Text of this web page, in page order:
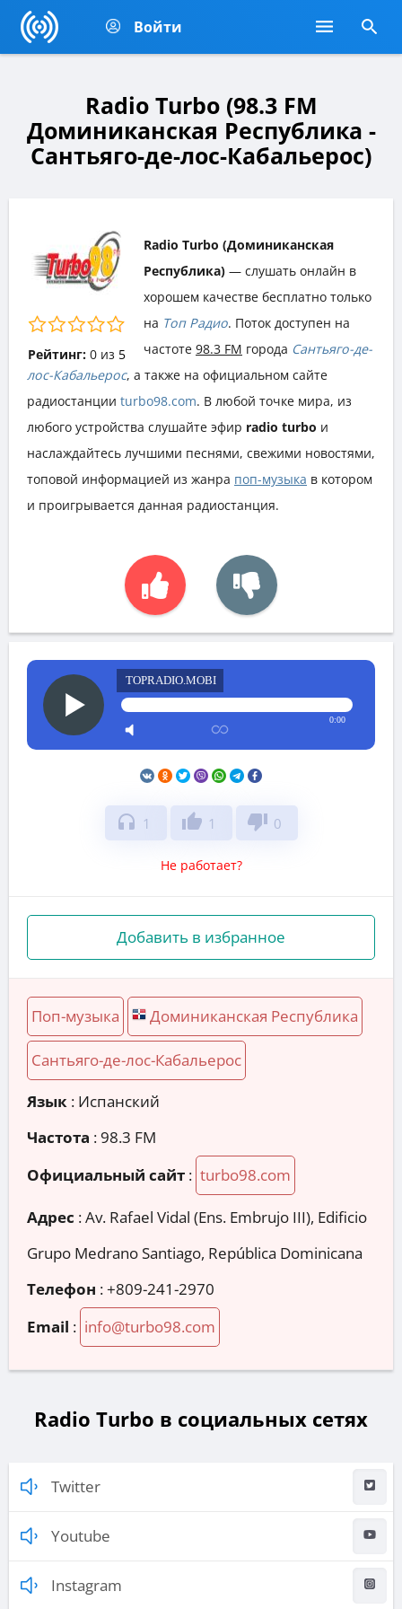
Войти
Radio Turbo (98.3 FM
Доминиканская Республика -
Сантьяго-де-лос-Кабальерос)
Рейтинг: 0из 5
Radio Turbo (Доминиканская
Республика) — слушать онлайн в
хорошем качестве бесплатно только
на Топ Радио. Поток доступен на
частоте 98.3 FM города Сантьяго-де-
лос-Кабальерос, а также на официальном сайте
радиостанции turbo98.com. В любой точке мира, из
любого устройства слушайте эфир radio turbo и
наслаждайтесь лучшими песнями, свежими новостями,
топовой информацией из жанра поп-музыка в котором
и проигрывается данная радиостанция.
TOPRADIO.MOBI
0:00
headphones 1 thumb_up 1 thumb_down 0
Не работает?
Добавить в избранное
Поп-музыка Доминиканская Республика
Сантьяго-де-лос-Кабальерос
Язык : Испанский
Частота : 98.3 FM
Официальный сайт : turbo98.com
Адрес :Av. Rafael Vidal (Ens. Embrujo III), Edificio
Grupo Medrano Santiago, República Dominicana
Телефон :+809-241-2970
Email : info@turbo98.com
Radio Turbo в социальных сетях
Twitter
Youtube
Instagram